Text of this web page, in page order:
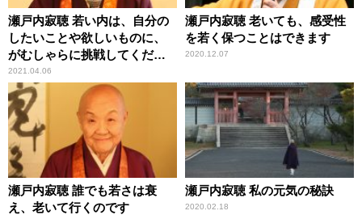
瀬戸内寂聴 若い内は、自分の
したいことや欲しいものに、
がむしゃらに挑戦してくださ
い
2021.04.06
瀬戸内寂聴 老いても、感受性
を若く保つことはできます
2020.12.07
瀬戸内寂聴 誰でも若さは衰
え、老いて行くのです
瀬戸内寂聴 私の元気の秘訣
2020.02.18